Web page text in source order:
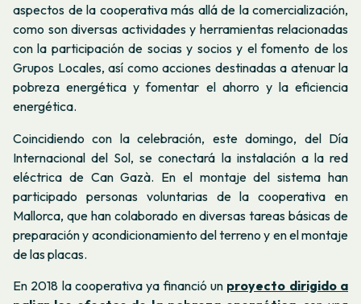
aspectos de la cooperativa más allá de la comercialización,
como son diversas actividades y herramientas relacionadas
con la participación de socias y socios y el fomento de los
Grupos Locales, así como acciones destinadas a atenuar la
pobreza energética y fomentar el ahorro y la eficiencia
energética.
Coincidiendo con la celebración, este domingo, del Día
Internacional del Sol, se conectará la instalación a la red
eléctrica de Can Gazà. En el montaje del sistema han
participado personas voluntarias de la cooperativa en
Mallorca, que han colaborado en diversas tareas básicas de
preparación y acondicionamiento del terreno y en el montaje
de las placas.
En 2018 la cooperativa ya financió un proyecto dirigido a